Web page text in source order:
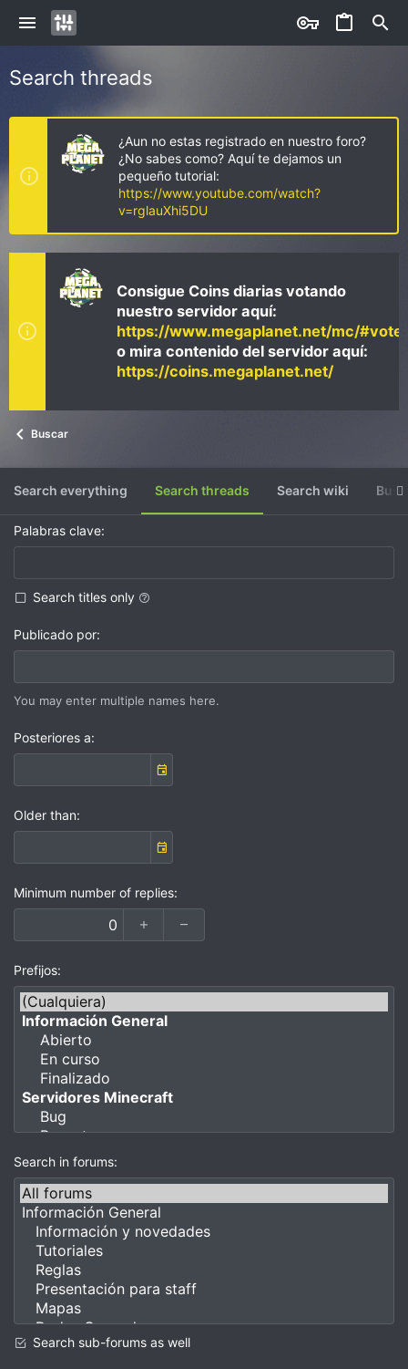
Search threads
¿Aun no estas registrado en nuestro foro?
¿No sabes como? Aquí te dejamos un
pequeño tutorial:
https://www.youtube.com/watch?
v=rglauXhi5DU
Consigue Coins diarias votando
nuestro servidor aquí:
https://www.megaplanet.net/mc/#vote
o mira contenido del servidor aquí:
https://coins.megaplanet.net/
Buscar
Search everything Search threads Search wiki
Palabras clave
Search titles only
Publicado por
You may enter multiple names here.
Posteriores a
Older than
Minimum number of replies
Prefijos
Search in forums
Search sub-forums as well